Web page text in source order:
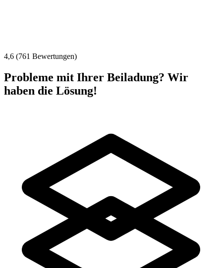
4,6 (761 Bewertungen)
Probleme mit Ihrer Beiladung? Wir
haben die Lösung!